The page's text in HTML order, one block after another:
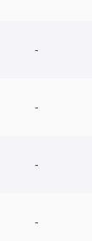
-
-
-
-